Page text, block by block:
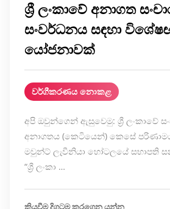
ශ්‍රී ලංකාවේ අනාගත
සංවර්ධනය සඳහා
යෝජනාවක්
වර්ගීකරණය නොකළ
අපි ඔවුන්ගෙන් ඇසුවෙමු: ශ්‍රී ලංකාවේ
අනාගතය (කෙටියෙන්) කෙසේ
මවුන්ට් ලැවීනියා හෝටලයේ සභාපති
“ශ්‍රී ලංකා …
කියවීම දිගටම කරගෙන යන්න